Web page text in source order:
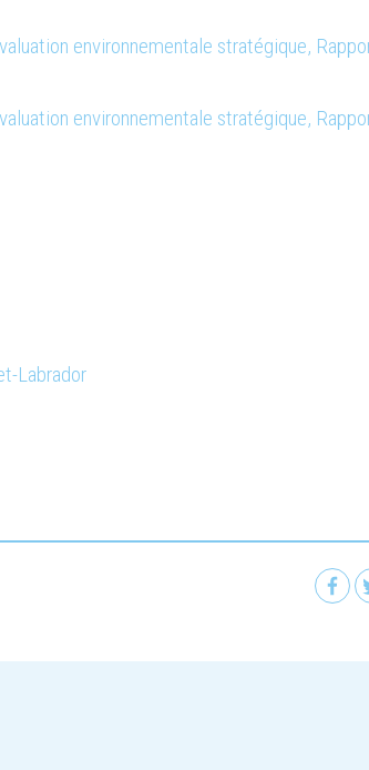
environnementale stratégique,
environnementale stratégique,
Labrador